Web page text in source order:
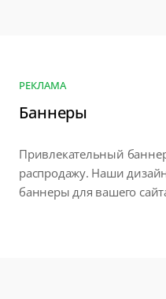
РЕКЛАМА
Баннеры
Привлекательный
распродажу. Наши
баннеры для вашего